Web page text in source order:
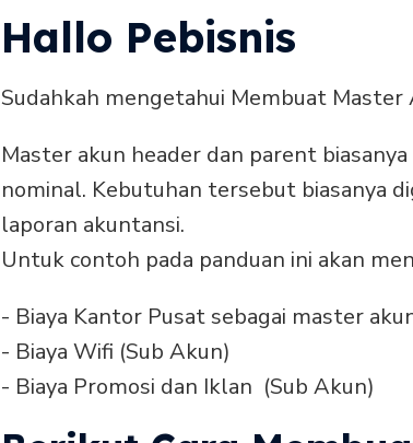
Hallo Pebisnis
Sudahkah mengetahui Membuat
Master akun header dan parent
nominal. Kebutuhan tersebut biasanya
laporan akuntansi.
Untuk contoh pada panduan ini akan
- Biaya Kantor Pusat sebagai master
- Biaya Wifi (Sub Akun)
- Biaya Promosi dan Iklan (Sub Akun)